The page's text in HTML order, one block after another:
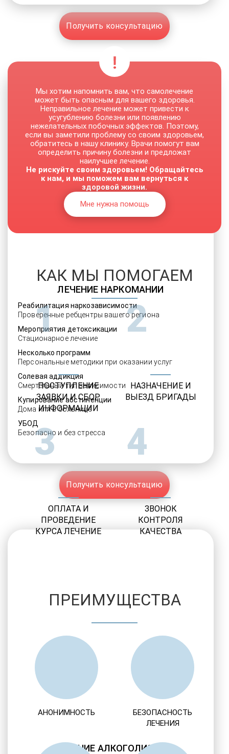
Получить консультацию
ЛЕЧЕНИЕ НАРКОМАНИИ
Реабилитация наркозависимости
Проверенные ребцентры вашего региона
Мероприятия детоксикации
Стационарное лечение
Несколько программ
Персональные методики при оказании услуг
Солевая аддикция
Смертельный тип зависимости
Купирование абстиненции
Дома или в больнице
УБОД
Безопасно и без стресса
Получить консультацию
ЛЕЧЕНИЕ АЛКОГОЛИЗМА
Мы хотим напомнить вам, что самолечение
может быть опасным для вашего здоровья.
Неправильное лечение может привести к
усугублению болезни или появлению
нежелательных побочных эффектов. Поэтому,
если вы заметили проблему со своим здоровьем,
обратитесь в нашу клинику. Врачи помогут вам
определить причину болезни и предложат
наилучшее лечение.
Не рискуйте своим здоровьем! Обращайтесь
к нам, и мы поможем вам вернуться к
здоровой жизни.
Мне нужна помощь
КАК МЫ ПОМОГАЕМ
1
ПОСТУПЛЕНИЕ
ЗАЯВКИ И СБОР
ИНФОРМАЦИИ
2
НАЗНАЧЕНИЕ И
ВЫЕЗД БРИГАДЫ
3
ОПЛАТА И
ПРОВЕДЕНИЕ
КУРСА ЛЕЧЕНИЕ
4
ЗВОНОК
КОНТРОЛЯ
КАЧЕСТВА
ПРЕИМУЩЕСТВА
АНОНИМНОСТЬ
БЕЗОПАСНОСТЬ
ЛЕЧЕНИЯ